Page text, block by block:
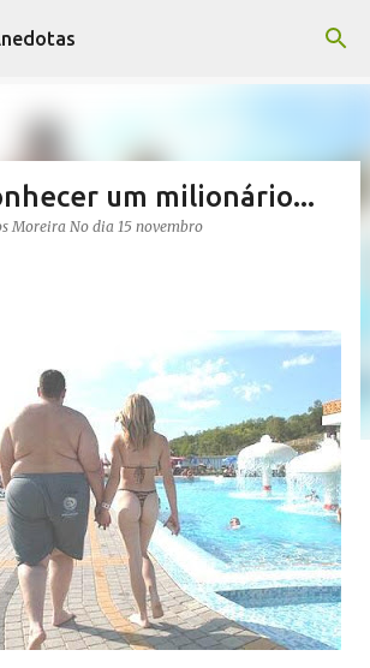
para o conteúdo principal
um milionário...
Moreira No dia 15 novembro